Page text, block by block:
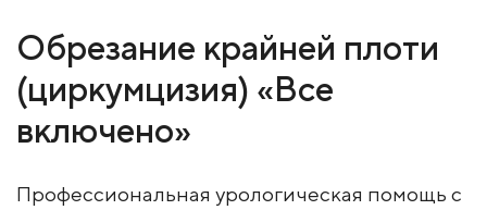
Обрезание крайней плоти
(циркумцизия) «Все
включено»
Профессиональная урологическая помощь с